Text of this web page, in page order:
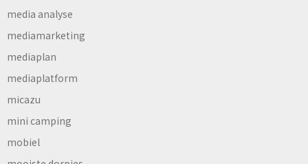
media analyse
mediamarketing
mediaplan
mediaplatform
micazu
mini camping
mobiel